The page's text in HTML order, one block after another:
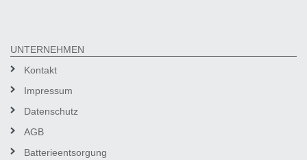
UNTERNEHMEN
Kontakt
Impressum
Datenschutz
AGB
Batterieentsorgung